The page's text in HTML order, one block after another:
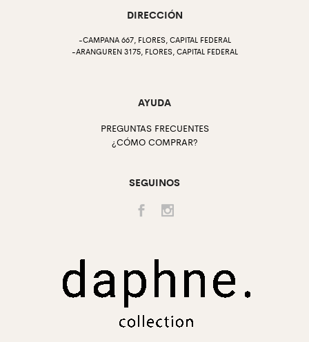
DIRECCIÓN
-CAMPANA 667, FLORES, CAPITAL FEDERAL
-ARANGUREN 3175, FLORES, CAPITAL FEDERAL
AYUDA
PREGUNTAS FRECUENTES
¿CÓMO COMPRAR?
SEGUINOS